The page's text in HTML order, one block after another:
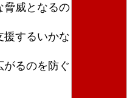
威となるのを恐れて
するいかなる計画を
るのを防ぐことを目